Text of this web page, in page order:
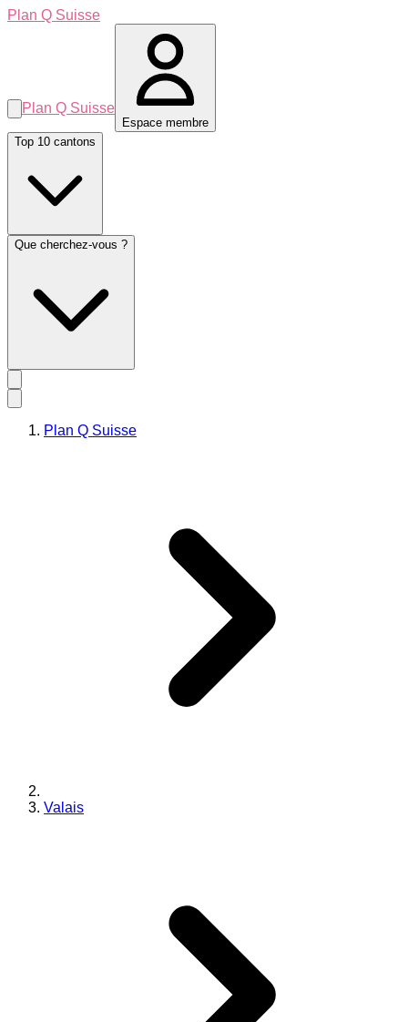
Plan Q Suisse
Plan Q Suisse
Espace membre
Top 10 cantons
Que cherchez-vous ?
Plan Q Suisse
Valais